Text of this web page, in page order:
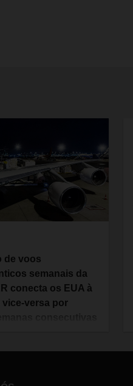
de voos
semanais da
conecta os EUA à
vice-versa por
de julho deste ano, o